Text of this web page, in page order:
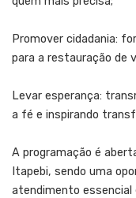
Promover cidadania:
para a restauração de
Levar esperança:
a fé e inspirando
A programação é
Itapebi, sendo uma
atendimento essencial